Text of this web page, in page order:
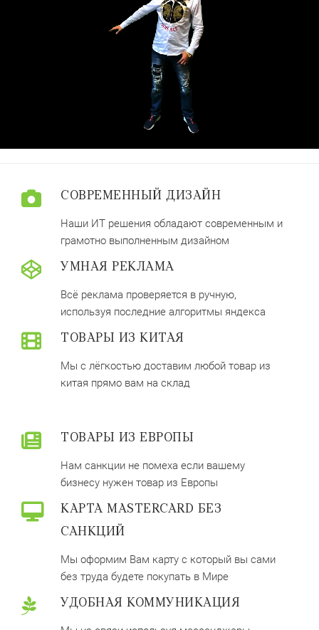
СОВРЕМЕННЫЙ ДИЗАЙН
Наши ИТ решения обладают современным и
грамотно выполненным дизайном
УМНАЯ РЕКЛАМА
Всё реклама проверяется в ручную,
используя последние алгоритмы яндекса
ТОВАРЫ ИЗ КИТАЯ
Мы с лёгкостью доставим любой товар из
китая прямо вам на склад
ТОВАРЫ ИЗ ЕВРОПЫ
Нам санкции не помеха если вашему
бизнесу нужен товар из Европы
КАРТА MASTERCARD БЕЗ
САНКЦИЙ
Мы оформим Вам карту с который вы сами
без труда будете покупать в Мире
УДОБНАЯ КОММУНИКАЦИЯ